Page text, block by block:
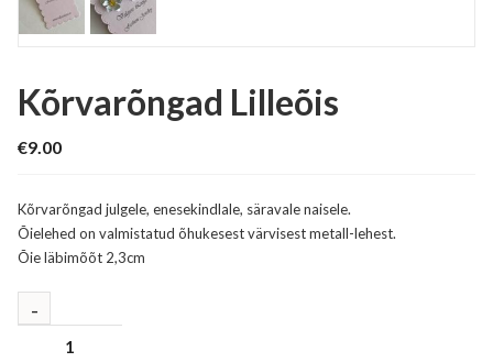
Kõrvarõngad Lilleõis
€9.00
Kõrvarõngad julgele, enesekindlale, säravale naisele.
Õielehed on valmistatud õhukesest värvisest metall-lehest.
Õie läbimõõt 2,3cm